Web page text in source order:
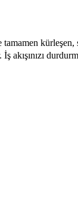
kürleşen,
akışınızı